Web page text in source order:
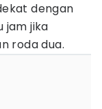
dengan
jam jika
roda dua.